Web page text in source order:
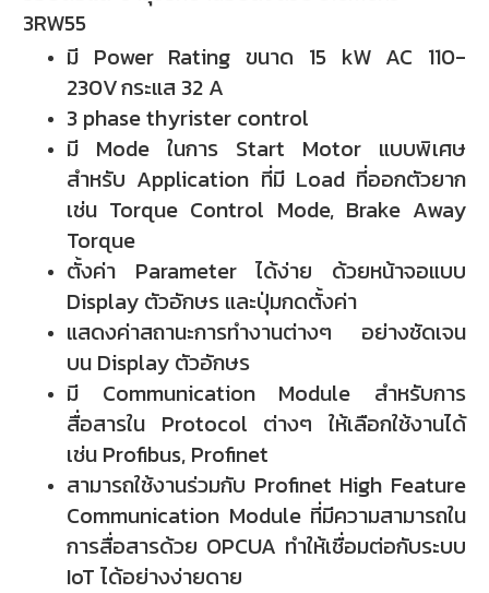
3RW55
มี Power Rating ขนาด 15 kW AC 110-
230Vกระแส 32 A
3 phase thyrister control
มี Mode ในการ Start Motor แบบพิเศษ
สำหรับ Application ที่มี Load ที่ออกตัวยาก
เช่น Torque Control Mode, Brake Away
Torque
ตั้งค่า Parameter ได้ง่าย ด้วยหน้าจอแบบ
Display ตัวอักษร และปุ่มกดตั้งค่า
แสดงค่าสถานะการทำงานต่างๆ อย่างชัดเจน
บน Display ตัวอักษร
มี Communication Module สำหรับการ
สื่อสารใน Protocol ต่างๆ ให้เลือกใช้งานได้
เช่น Profibus, Profinet
สามารถใช้งานร่วมกับ Profinet High Feature
Communication Module ที่มีความสามารถใน
การสื่อสารด้วย OPCUA ทำให้เชื่อมต่อกับระบบ
IoT ได้อย่างง่ายดาย